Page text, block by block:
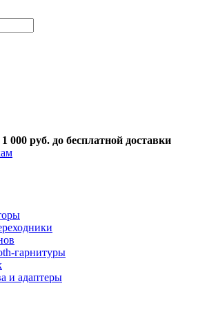
1 000 руб. до бесплатной доставки
гарнитуры
и адаптеры